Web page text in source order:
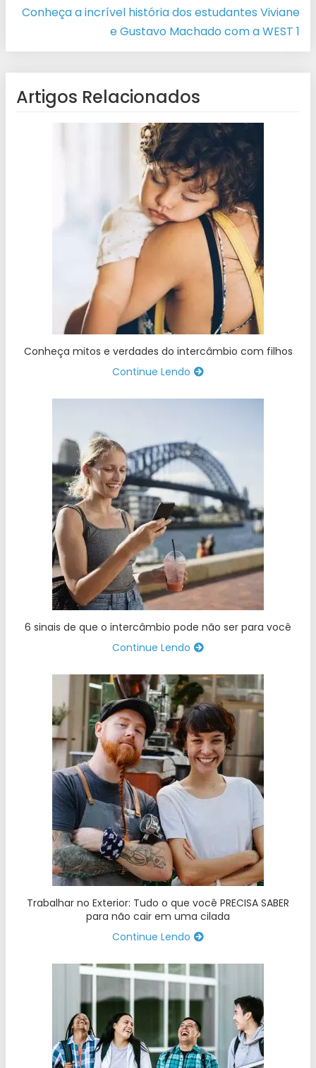
Conheça a incrível história dos estudantes Viviane
e Gustavo Machado com a WEST 1
Artigos Relacionados
Conheça mitos e verdades do intercâmbio com filhos
Continue Lendo
6 sinais de que o intercâmbio pode não ser para você
Continue Lendo
Trabalhar no Exterior: Tudo o que você PRECISA SABER
para não cair em uma cilada
Continue Lendo